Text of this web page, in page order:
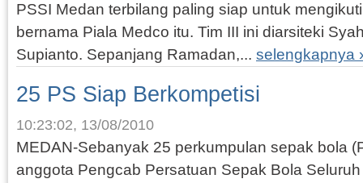
PSSI Medan terbilang paling siap untuk
bernama Piala Medco itu. Tim III ini diarsiteki
Supianto. Sepanjang Ramadan,... selengkapnya
25 PS Siap Berkompetisi
10:23:02, 13/08/2010
MEDAN-Sebanyak 25 perkumpulan sepak bola
anggota Pengcab Persatuan Sepak Bola